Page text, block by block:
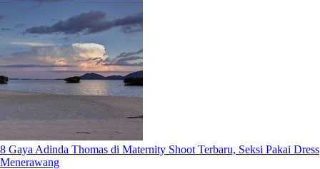
8 Gaya Adinda Thomas di Maternity Shoot Terbaru, Seksi Pakai Dress
Menerawang